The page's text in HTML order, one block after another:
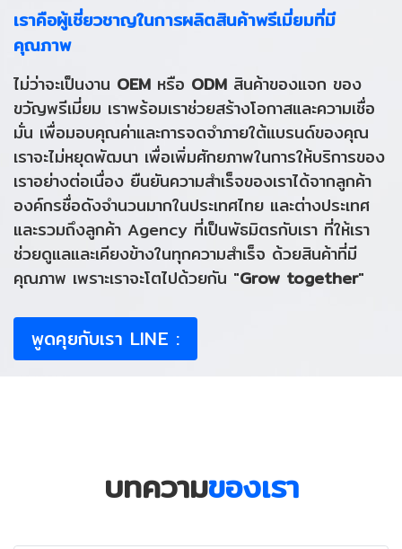
เราคือผู้เชี่ยวชาญในการผลิตสินค้าพรีเมี่ยมที่มี
คุณภาพ
ไม่ว่าจะเป็นงาน OEM หรือ ODM สินค้าของแจก ของ
ขวัญพรีเมี่ยม เราพร้อมเราช่วยสร้างโอกาสและความเชื่อ
มั่น เพื่อมอบคุณค่าและการจดจำภายใต้แบรนด์ของคุณ
เราจะไม่หยุดพัฒนา เพื่อเพิ่มศักยภาพในการให้บริการของ
เราอย่างต่อเนื่อง ยืนยันความสำเร็จของเราได้จากลูกค้า
องค์กรชื่อดังจำนวนมากในประเทศไทย และต่างประเทศ
และรวมถึงลูกค้า Agency ที่เป็นพัธมิตรกับเรา ที่ให้เรา
ช่วยดูแลและเคียงข้างในทุกความสำเร็จ ด้วยสินค้าที่มี
คุณภาพ เพราะเราจะโตไปด้วยกัน "Grow together"
พูดคุยกับเรา LINE :
บทความของเรา